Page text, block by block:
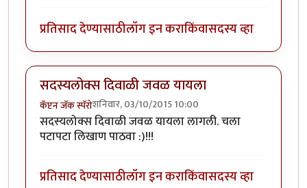
प्रतिसाद देण्यासाठीलॉग इन कराकिंवासदस्य व्हा
सदस्यलोक्स दिवाळी जवळ यायला
कॅप्टन जॅक स्पॅरोशनिवार, 03/10/2015 10:00
सदस्यलोक्स दिवाळी जवळ यायला लागली. चला
पटापटा लिखाण पाठवा :)!!!
प्रतिसाद देण्यासाठीलॉग इन कराकिंवासदस्य व्हा